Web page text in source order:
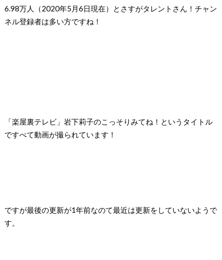
6.98万人（2020年5月6日現在）とさすがタレントさん！チャン
ネル登録者は多い方ですね！
「楽屋裏テレビ」岩下莉子のこっそりみてね！というタイトル
ですべて動画が撮られています！
ですが最後の更新が1年前なのて最近は更新をしていないようで
す。